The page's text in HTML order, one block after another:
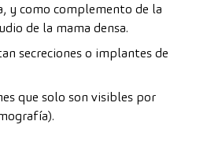
y como complemento de la
de la mama densa.
secreciones o implantes de
que solo son visibles por